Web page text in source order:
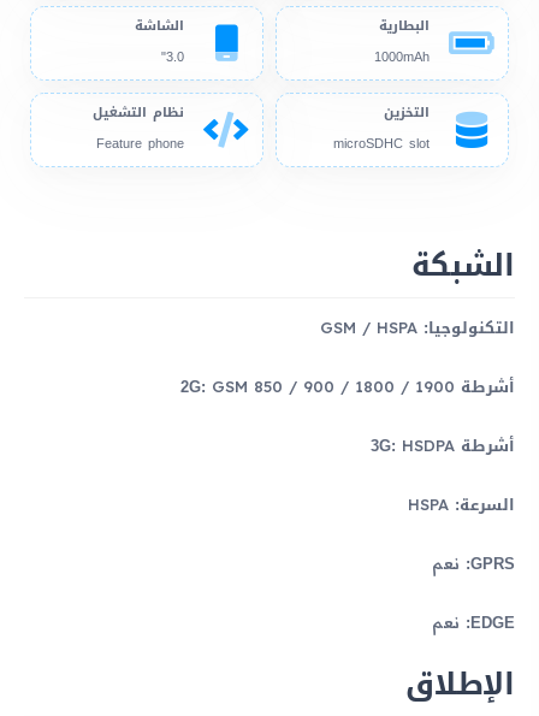
البطارية
1000mAh
الشاشة
3.0"
التخزين
microSDHC slot
نظام التشغيل
Feature phone
الشبكة
التكنولوجيا:
أشرطة 2G: GSM 850 / 900 / 1800 / 1900
أشرطة 3G: HSDPA
السرعة:
GPRS: نعم
EDGE: نعم
الإطلاق